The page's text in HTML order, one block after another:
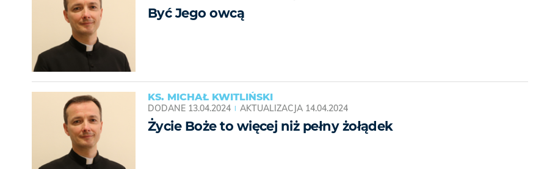
Być Jego owcą
KS. MICHAŁ KWITLIŃSKI
DODANE 13.04.2024 AKTUALIZACJA 14.04.2024
Życie Boże to więcej niż pełny żołądek